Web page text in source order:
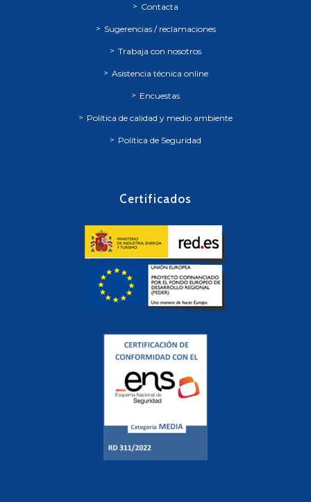
Contacta
Sugerencias / reclamaciones
Trabaja con nosotros
Asistencia técnica online
Encuestas
Política de calidad y medio ambiente
Política de Seguridad
Certificados